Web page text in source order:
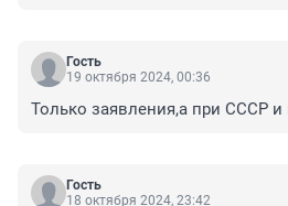
Гость
19 октября 2024, 00:36
Только заявления,а при СССР
Гость
18 октября 2024, 23:42